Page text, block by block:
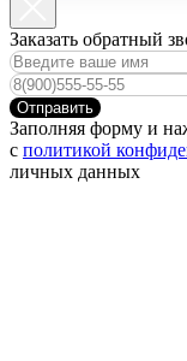
Заказать обратный
Отправить
Заполняя форму и
с политикой
личных данных